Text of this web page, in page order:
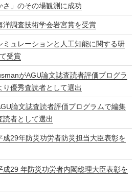
さ」のその場観測に成功
洋調査技術学会岩宮賞を受賞
ミュレーションと人工知能に関する研
受賞
がAGU論文誌査読者評価プログラ
り優秀査読者として選出
論文誌査読者評価プログラムで編集
読者として選出
成29年防災功労者防災担当大臣表彰を
成29 年防災功労者内閣総理大臣表彰を